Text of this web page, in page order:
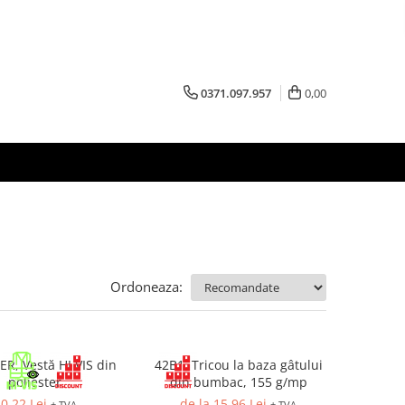
0371.097.957 0,00
Ordoneaza:
Vestă HI VIS din
poliester
42B1, Tricou la baza gâtului
din bumbac, 155 g/mp